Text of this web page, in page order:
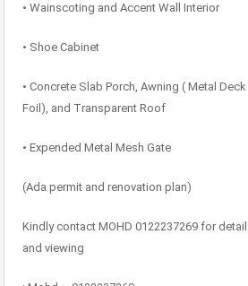
• Wainscoting and Accent Wall Interior
• Shoe Cabinet
• Concrete Slab Porch, Awning ( Metal
Foil), and Transparent Roof
• Expended Metal Mesh Gate
(Ada permit and renovation plan)
Kindly contact MOHD 0122237269 for
and viewing